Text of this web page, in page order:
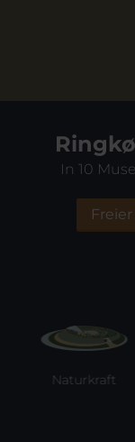
In 10
Naturkraft